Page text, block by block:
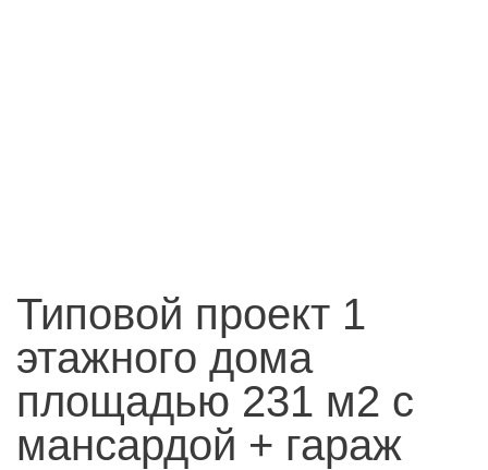
Типовой проект 1
этажного дома
площадью 231 м2 с
мансардой + гараж